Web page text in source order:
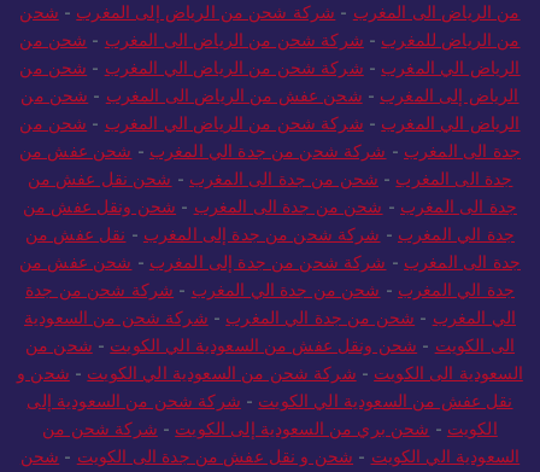
من الرياض الى المغرب - شركة شحن من الرياض إلى المغرب - شحن
من الرياض للمغرب - شركة شحن من الرياض الى المغرب - شحن من
الرياض الي المغرب - شركة شحن من الرياض الي المغرب - شحن من
الرياض إلى المغرب - شحن عفش من الرياض الى المغرب - شحن من
الرياض الي المغرب - شركة شحن من الرياض الي المغرب - شحن من
جدة الى المغرب - شركة شحن من جدة الي المغرب - شحن عفش من
جدة الى المغرب - شحن من جدة الى المغرب - شحن نقل عفش من
جدة الى المغرب - شحن من جدة الى المغرب - شحن ونقل عفش من
جدة الي المغرب - شركة شحن من جدة إلى المغرب - نقل عفش من
جدة الى المغرب - شركة شحن من جدة إلى المغرب - شحن عفش من
جدة الي المغرب - شحن من جدة الي المغرب - شركة شحن من جدة
الي المغرب - شحن من جدة الي المغرب - شركة شحن من السعودية
الى الكويت - شحن ونقل عفش من السعودية الي الكويت - شحن من
السعودية الى الكويت - شركة شحن من السعودية الي الكويت - شحن و
نقل عفش من السعودية الي الكويت - شركة شحن من السعودية إلى
الكويت - شحن بري من السعودية إلى الكويت - شركة شحن من
السعودية الي الكويت - شحن و نقل عفش من جدة الى الكويت - شحن